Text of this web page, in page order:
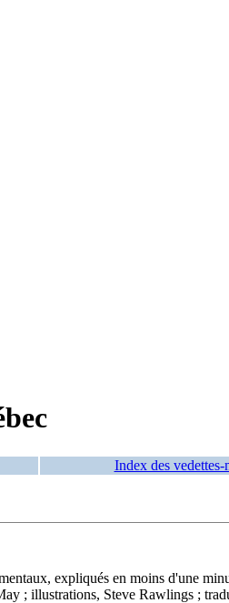
Index des vedettes-
expliqués en moins d'une
; illustrations, Steve Rawlings ;